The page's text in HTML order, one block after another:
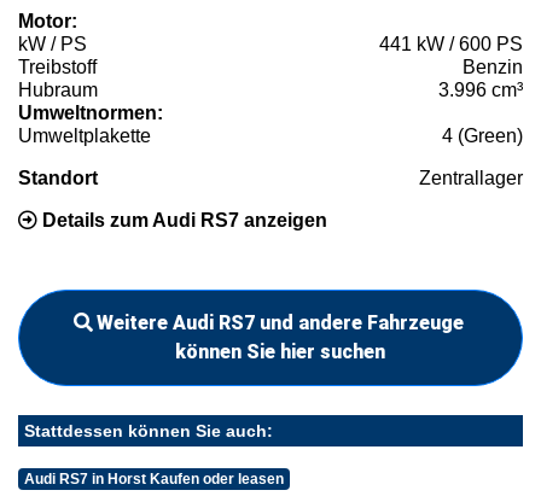
Motor:
kW / PS
441 kW / 600 PS
Treibstoff
Benzin
Hubraum
3.996 cm³
Umweltnormen:
Umweltplakette
4 (Green)
Standort Zentrallager
Details zum Audi RS7 anzeigen
Weitere Audi RS7 und andere Fahrzeuge
können Sie hier suchen
Stattdessen können Sie auch:
Audi RS7 in Horst Kaufen oder leasen